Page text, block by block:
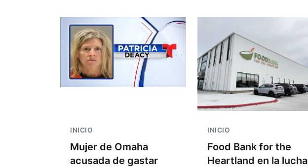
INICIO
Mujer de Omaha
acusada de gastar
INICIO
Food Bank for the
Heartland en la lucha